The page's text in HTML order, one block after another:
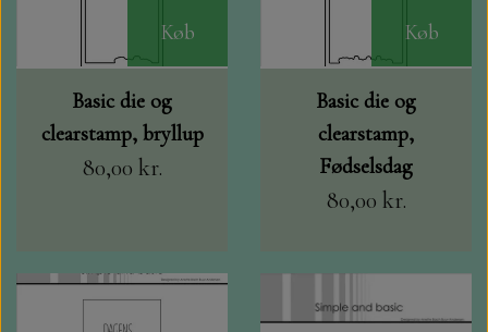
Køb
Basic die og
clearstamp, bryllup
80,00 kr.
Køb
Basic die og
clearstamp,
Fødselsdag
80,00 kr.